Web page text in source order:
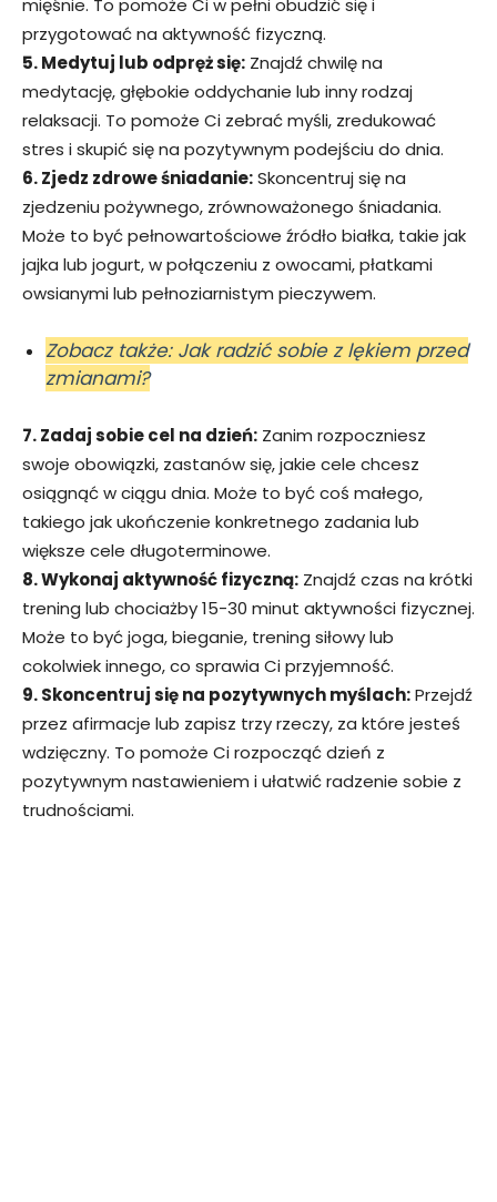
mięśnie. To pomoże Ci w pełni obudzić się i
przygotować na aktywność fizyczną.
5. Medytuj lub odpręż się: Znajdź chwilę na
medytację, głębokie oddychanie lub inny rodzaj
relaksacji. To pomoże Ci zebrać myśli, zredukować
stres i skupić się na pozytywnym podejściu do dnia.
6. Zjedz zdrowe śniadanie:Skoncentruj się na
zjedzeniu pożywnego, zrównoważonego śniadania.
Może to być pełnowartościowe źródło białka, takie jak
jajka lub jogurt, w połączeniu z owocami, płatkami
owsianymi lub pełnoziarnistym pieczywem.
Zobacz także: Jak radzić sobie z lękiem przed
zmianami?
7. Zadaj sobie cel na dzień: Zanim rozpoczniesz
swoje obowiązki, zastanów się, jakie cele chcesz
osiągnąć w ciągu dnia. Może to być coś małego,
takiego jak ukończenie konkretnego zadania lub
większe cele długoterminowe.
8. Wykonaj aktywność fizyczną: Znajdź czas na krótki
trening lub chociażby 15-30 minut aktywności fizycznej.
Może to być joga, bieganie, trening siłowy lub
cokolwiek innego, co sprawia Ci przyjemność.
9. Skoncentruj się na pozytywnych myślach:Przejdź
przez afirmacje lub zapisz trzy rzeczy, za które jesteś
wdzięczny. To pomoże Ci rozpocząć dzień z
pozytywnym nastawieniem i ułatwić radzenie sobie z
trudnościami.